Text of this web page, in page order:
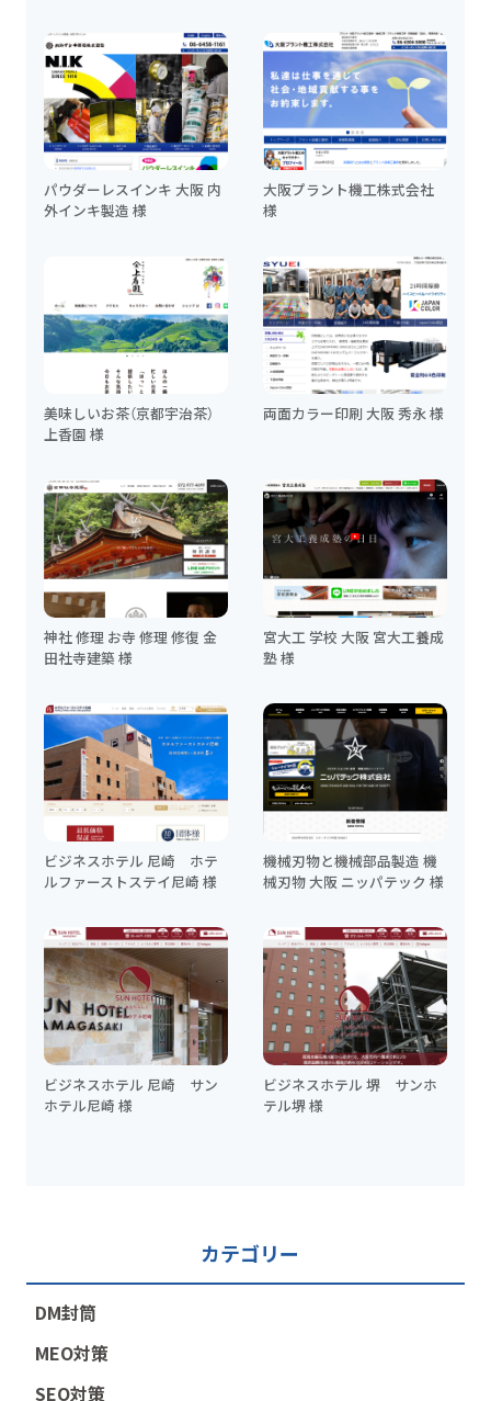
パウダーレスインキ 大阪 内
外インキ製造 様
大阪プラント機工株式会社
様
美味しいお茶（京都宇治茶）
上香園 様
両面カラー印刷 大阪 秀永 様
神社 修理 お寺 修理 修復 金
田社寺建築 様
宮大工 学校 大阪 宮大工養成
塾 様
ビジネスホテル 尼崎 ホテ
ルファーストステイ尼崎 様
機械刃物と機械部品製造 機
械刃物 大阪 ニッパテック 様
ビジネスホテル 尼崎 サン
ホテル尼崎 様
ビジネスホテル 堺 サンホ
テル堺 様
カテゴリー
DM封筒
MEO対策
SEO対策